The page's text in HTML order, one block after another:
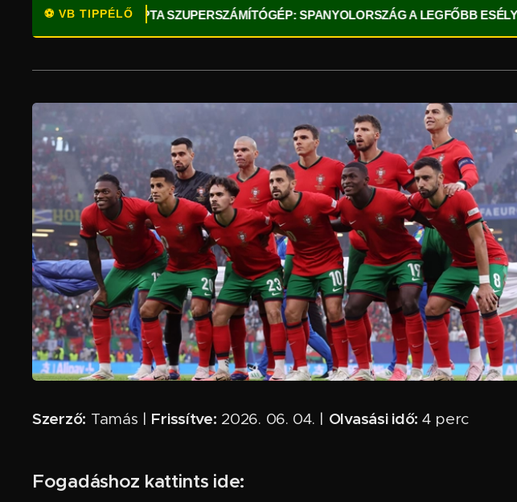
⚽ VB TIPPÉLŐ
OPTA SZUPERSZÁMÍTÓGÉP: SPANYOLORSZÁG A LEGFŐBB ESÉLYES (16.02%)
Szerző: Tamás | Frissítve: 2026. 06. 04. | Olvasási idő: 4 perc ✅
Fogadáshoz kattints ide: